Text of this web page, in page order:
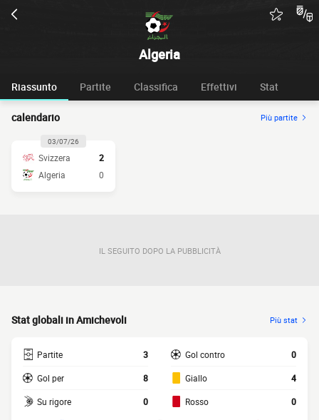
Algeria
Riassunto Partite Classifica Effettivi Stat
calendario Più partite
03/07/26
Svizzera
2
Algeria
0
IL SEGUITO DOPO LA PUBBLICITÀ
Stat globali in Amichevoli Più stat
Partite 3
Gol per 8
Su rigore 0
Gol contro 0
Giallo 4
Rosso 0